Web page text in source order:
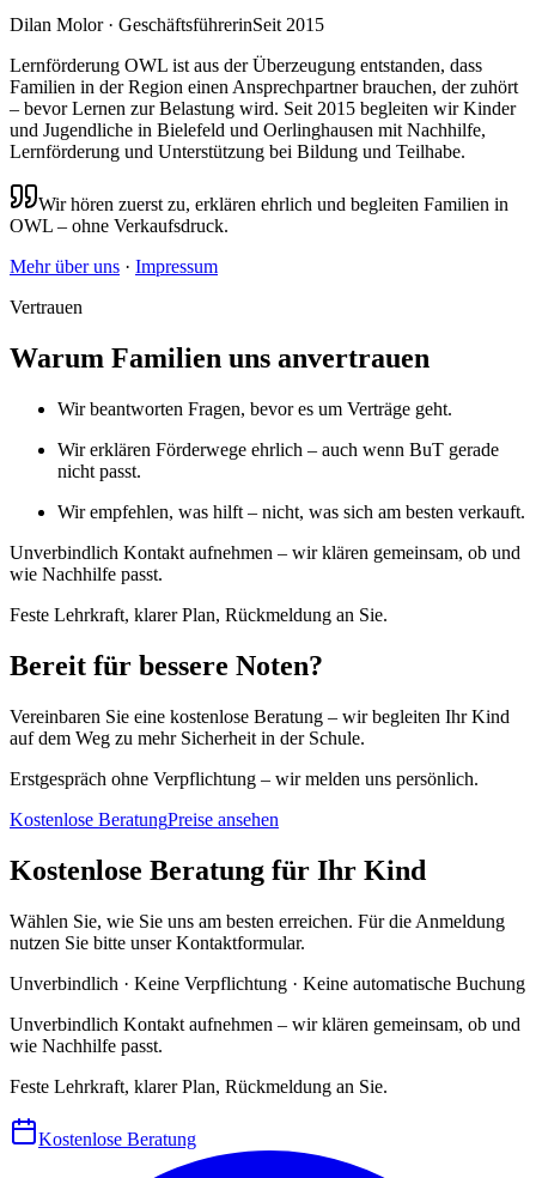
Dilan Molor· GeschäftsführerinSeit 2015
Lernförderung OWL ist aus der Überzeugung entstanden, dass
Familien in der Region einen Ansprechpartner brauchen, der zuhört
– bevor Lernen zur Belastung wird. Seit 2015 begleiten wir Kinder
und Jugendliche in Bielefeld und Oerlinghausen mit Nachhilfe,
Lernförderung und Unterstützung bei Bildung und Teilhabe.
Wir hören zuerst zu, erklären ehrlich und begleiten Familien in
OWL – ohne Verkaufsdruck.
Mehr über uns · Impressum
Vertrauen
Warum Familien uns anvertrauen
Wir beantworten Fragen, bevor es um Verträge geht.
Wir erklären Förderwege ehrlich – auch wenn BuT gerade
nicht passt.
Wir empfehlen, was hilft – nicht, was sich am besten verkauft.
Unverbindlich Kontakt aufnehmen – wir klären gemeinsam, ob und
wie Nachhilfe passt.
Feste Lehrkraft, klarer Plan, Rückmeldung an Sie.
Bereit für bessere Noten?
Vereinbaren Sie eine kostenlose Beratung – wir begleiten Ihr Kind
auf dem Weg zu mehr Sicherheit in der Schule.
Erstgespräch ohne Verpflichtung – wir melden uns persönlich.
Kostenlose BeratungPreise ansehen
Kostenlose Beratung für Ihr Kind
Wählen Sie, wie Sie uns am besten erreichen. Für die Anmeldung
nutzen Sie bitte unser Kontaktformular.
Unverbindlich · Keine Verpflichtung · Keine automatische Buchung
Unverbindlich Kontakt aufnehmen – wir klären gemeinsam, ob und
wie Nachhilfe passt.
Feste Lehrkraft, klarer Plan, Rückmeldung an Sie.
Kostenlose Beratung